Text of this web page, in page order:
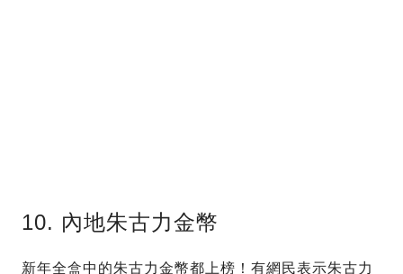
10. 內地朱古力金幣
新年全盒中的朱古力金幣都上榜！有網民表示朱古力